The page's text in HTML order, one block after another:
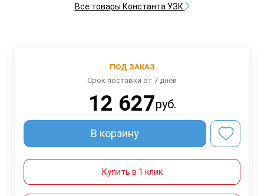
Все товары Константа УЗК
ПОД ЗАКАЗ
Срок поставки от 7 дней
12 627руб.
В корзину
Купить в 1 клик